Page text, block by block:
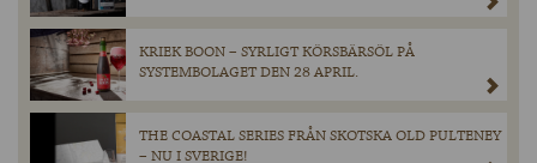
KRIEK BOON – SYRLIGT KÖRSBÄRSÖL PÅ
SYSTEMBOLAGET DEN 28 APRIL.
THE COASTAL SERIES FRÅN SKOTSKA OLD PULTENEY
– NU I SVERIGE!